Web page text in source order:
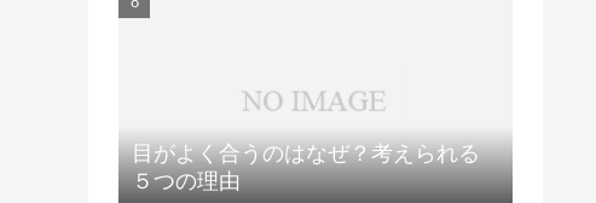
目がよく合うのはなぜ？考えられる
５つの理由